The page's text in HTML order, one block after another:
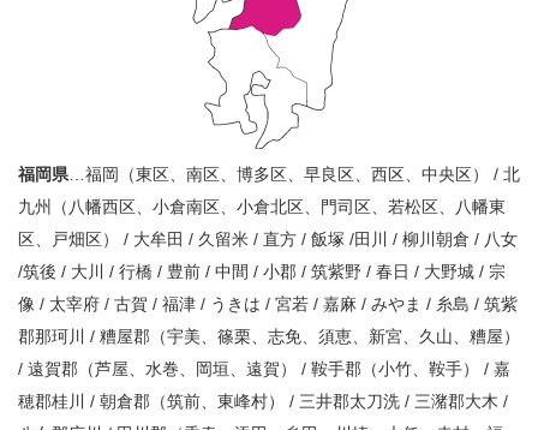
福岡県 …福岡（東区、南区、博多区、早良区、西区、中央区） / 北
九州（八幡西区、小倉南区、小倉北区、門司区、若松区、八幡東
区、戸畑区） / 大牟田 / 久留米 / 直方 / 飯塚 /田川 / 柳川朝倉 / 八女
/筑後 / 大川 / 行橋 / 豊前 / 中間 / 小郡 / 筑紫野 / 春日 / 大野城 / 宗
像 / 太宰府 / 古賀 / 福津 / うきは / 宮若 / 嘉麻 / みやま / 糸島 / 筑紫
郡那珂川 / 糟屋郡（宇美、篠栗、志免、須恵、新宮、久山、糟屋）
/ 遠賀郡（芦屋、水巻、岡垣、遠賀） / 鞍手郡（小竹、鞍手） / 嘉
穂郡桂川 / 朝倉郡（筑前、東峰村） / 三井郡太刀洗 / 三潴郡大木 /